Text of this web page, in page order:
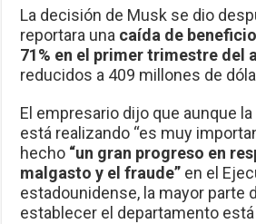
La decisión de Musk se dio
reportara una caída de
71% en el primer trimestre del
reducidos a 409 millones de
El empresario dijo que aunque la
está realizando “es muy
hecho “un gran progreso en
malgasto y el fraude” en el
estadounidense, la mayor parte
establecer el departamento está